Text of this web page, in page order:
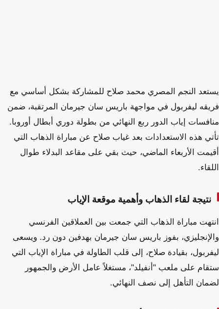
يستعد النجم المصري محمد صلاح للمشاركة بشكل أساسي مع
فريقه ليفربول في مواجهة باريس سان جيرمان المرتقبة، ضمن
منافسات إياب الدور ربع النهائي من بطولة دوري أبطال أوروبا.
تأتي هذه الاستعدادات بعد غياب صلاح عن مباراة الذهاب التي
أقيمت الأربعاء الماضي، حيث بقي على مقاعد البدلاء طوال
اللقاء.
نتيجة لقاء الذهاب وأهمية موقعة الإياب
انتهت مباراة الذهاب التي جمعت بين العملاقين الفرنسي
والإنجليزي، بفوز باريس سان جيرمان بهدفين دون رد. ويسعى
ليفربول، بقيادة صلاح، إلى قلب الطاولة في مباراة الإياب التي
ستقام على ملعب "أنفيلد"، مستغلاً عامل الأرض والجمهور
لضمان التأهل إلى نصف النهائي.